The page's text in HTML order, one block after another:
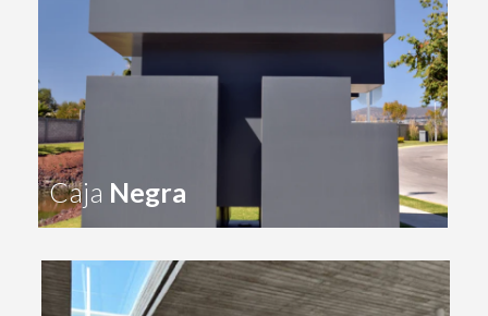
Caja Negra